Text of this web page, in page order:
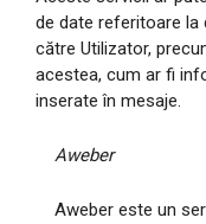
de date referitoare la
către Utilizator,
acestea, cum ar fi
inserate în mesaje.
Aweber
Aweber este un